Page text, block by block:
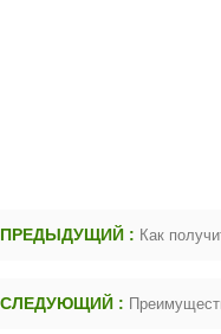
ПРЕДЫДУЩИЙ : Как
СЛЕДУЮЩИЙ :